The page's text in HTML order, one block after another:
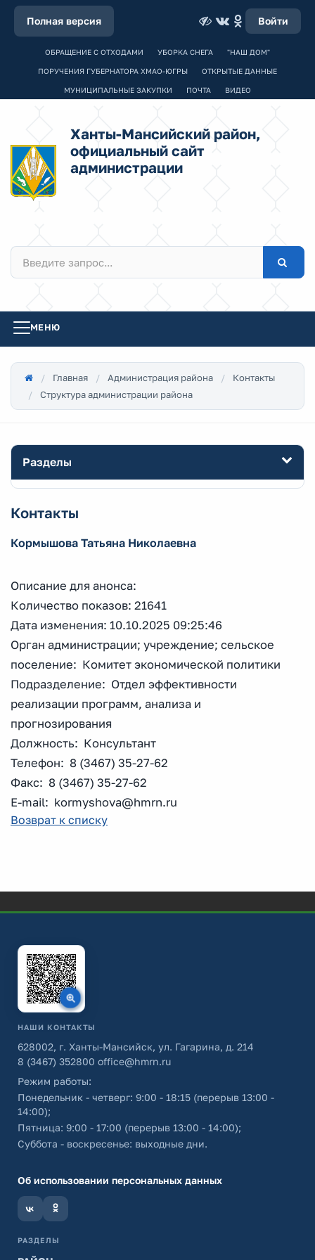
Полная версия Войти
ОБРАЩЕНИЕ С ОТХОДАМИ УБОРКА СНЕГА "НАШ ДОМ"
ПОРУЧЕНИЯ ГУБЕРНАТОРА ХМАО-ЮГРЫ ОТКРЫТЫЕ ДАННЫЕ
МУНИЦИПАЛЬНЫЕ ЗАКУПКИ ПОЧТА ВИДЕО
Ханты-Мансийский район,
официальный сайт
администрации
МЕНЮ
Главная Администрация района
Контакты
Структура администрации района
Разделы
Контакты
Кормышова Татьяна Николаевна
Описание для анонса:
Количество показов: 21641
Дата изменения: 10.10.2025 09:25:46
Орган администрации; учреждение; сельское
поселение: Комитет экономической политики
Подразделение: Отдел эффективности
реализации программ, анализа и
прогнозирования
Должность: Консультант
Телефон: 8 (3467) 35-27-62
Факс: 8 (3467) 35-27-62
E-mail: kormyshova@hmrn.ru
Возврат к списку
НАШИ КОНТАКТЫ
628002, г. Ханты-Мансийск, ул. Гагарина, д. 214
8 (3467) 352800 office@hmrn.ru
Режим работы:
Понедельник - четверг: 9:00 - 18:15 (перерыв 13:00 -
14:00);
Пятница: 9:00 - 17:00 (перерыв 13:00 - 14:00);
Суббота - воскресенье: выходные дни.
Об использовании персональных данных
РАЗДЕЛЫ